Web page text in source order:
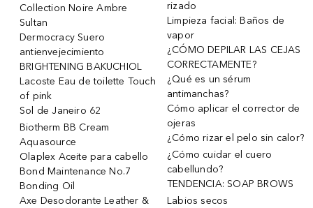
Collection Noire Ambre
Sultan
Dermocracy Suero
antienvejecimiento
BRIGHTENING BAKUCHIOL
Lacoste Eau de toilette Touch
of pink
Sol de Janeiro 62
Biotherm BB Cream
Aquasource
Olaplex Aceite para cabello
Bond Maintenance No.7
Bonding Oil
Axe Desodorante Leather &
rizado
Limpieza facial: Baños de
vapor
¿CÓMO DEPILAR LAS CEJAS
CORRECTAMENTE?
¿Qué es un sérum
antimanchas?
Cómo aplicar el corrector de
ojeras
¿Cómo rizar el pelo sin calor?
¿Cómo cuidar el cuero
cabellundo?
TENDENCIA: SOAP BROWS
Labios secos